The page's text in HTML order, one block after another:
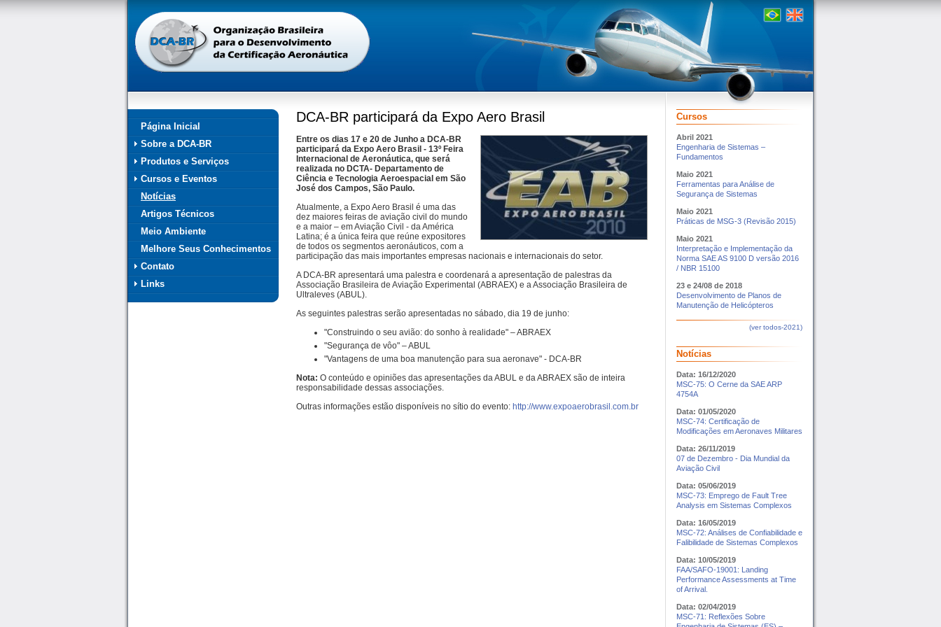
Página
inicial
Página Inicial
Sobre a DCA-BR
Produtos e Serviços
Cursos e Eventos
Notícias
Artigos Técnicos
Meio Ambiente
Melhore Seus Conhecimentos
Contato
Links
DCA-BR participará da Expo Aero Brasil
Entre os dias 17 e 20 de Junho a DCA-BR
participará da Expo Aero Brasil - 13º Feira
Internacional de Aeronáutica, que será
realizada no DCTA- Departamento de
Ciência e Tecnologia Aeroespacial em São
José dos Campos, São Paulo.
Atualmente, a Expo Aero Brasil é uma das
dez maiores feiras de aviação civil do mundo
e a maior – em Aviação Civil - da América
Latina; é a única feira que reúne expositores
de todos os segmentos aeronáuticos, com a
participação das mais importantes empresas nacionais e internacionais do setor.
A DCA-BR apresentará uma palestra e coordenará a apresentação de palestras da
Associação Brasileira de Aviação Experimental (ABRAEX) e a Associação Brasileira de
Ultraleves (ABUL).
As seguintes palestras serão apresentadas no sábado, dia 19 de junho:
"Construindo o seu avião: do sonho à realidade" – ABRAEX
"Segurança de vôo" – ABUL
"Vantagens de uma boa manutenção para sua aeronave" - DCA-BR
Nota: O conteúdo e opiniões das apresentações da ABUL e da ABRAEX são de inteira
responsabilidade dessas associações.
Outras informações estão disponíveis no sítio do evento: http://www.expoaerobrasil.com.br
Cursos
Abril 2021
Engenharia de Sistemas –
Fundamentos
Maio 2021
Ferramentas para Análise de
Segurança de Sistemas
Maio 2021
Práticas de MSG-3 (Revisão 2015)
Maio 2021
Interpretação e Implementação da
Norma SAE AS 9100 D versão 2016
/ NBR 15100
23 e 24/08 de 2018
Desenvolvimento de Planos de
Manutenção de Helicópteros
(ver todos-2021)
Notícias
Data: 16/12/2020
MSC-75: O Cerne da SAE ARP
4754A
Data: 01/05/2020
MSC-74: Certificação de
Modificações em Aeronaves Militares
Data: 26/11/2019
07 de Dezembro - Dia Mundial da
Aviação Civil
Data: 05/06/2019
MSC-73: Emprego de Fault Tree
Analysis em Sistemas Complexos
Data: 16/05/2019
MSC-72: Análises de Confiabilidade e
Falibilidade de Sistemas Complexos
Data: 10/05/2019
FAA/SAFO-19001: Landing
Performance Assessments at Time
of Arrival.
Data: 02/04/2019
MSC-71: Reflexões Sobre